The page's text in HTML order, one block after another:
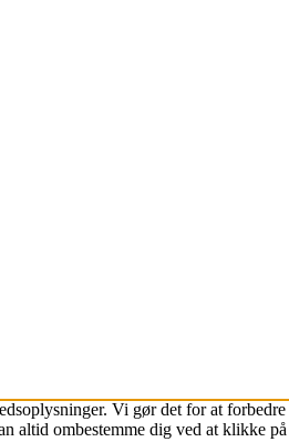
Vi gør det for at
altid ombestemme dig ved at klikke